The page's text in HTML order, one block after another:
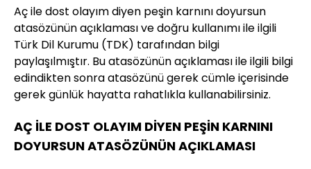
Aç ile dost olayım diyen peşin karnını doyursun
atasözünün açıklaması ve doğru kullanımı ile ilgili
Türk Dil Kurumu (TDK) tarafından bilgi
paylaşılmıştır. Bu atasözünün açıklaması ile ilgili bilgi
edindikten sonra atasözünü gerek cümle içerisinde
gerek günlük hayatta rahatlıkla kullanabilirsiniz.
AÇ İLE DOST OLAYIM DİYEN PEŞİN KARNINI
DOYURSUN ATASÖZÜNÜN AÇIKLAMASI